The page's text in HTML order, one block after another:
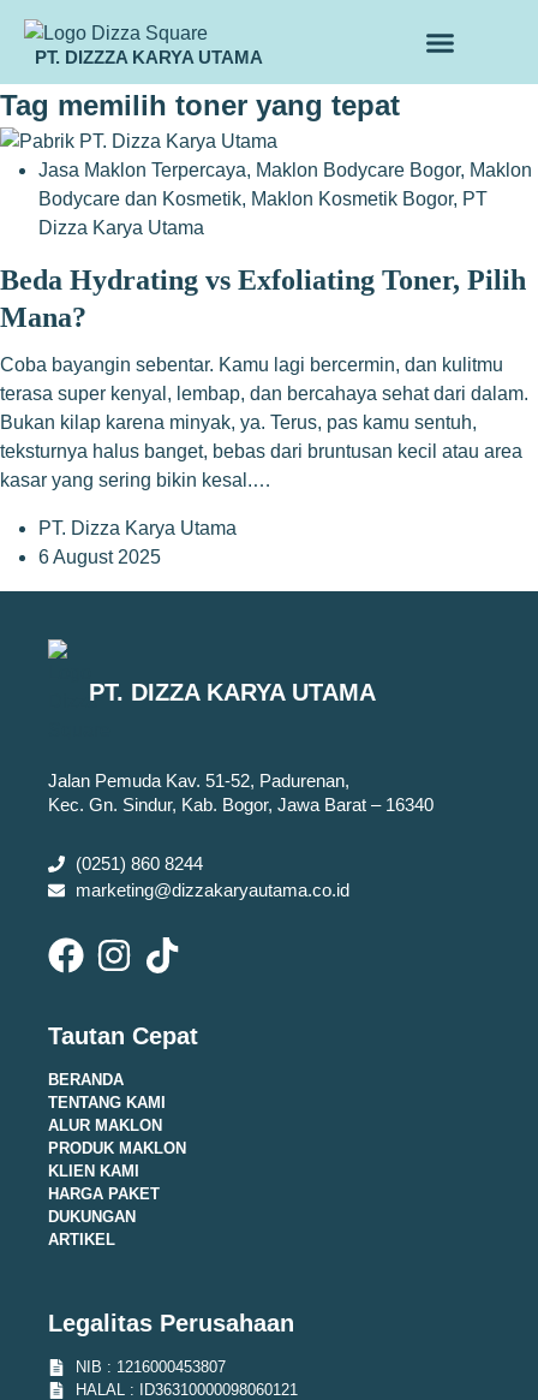
PT. DIZZZA KARYA UTAMA
Tag memilih toner yang tepat
Jasa Maklon Terpercaya, Maklon Bodycare Bogor, Maklon
Bodycare dan Kosmetik, Maklon Kosmetik Bogor, PT
Dizza Karya Utama
Beda Hydrating vs Exfoliating Toner, Pilih
Mana?
Coba bayangin sebentar. Kamu lagi bercermin, dan kulitmu
terasa super kenyal, lembap, dan bercahaya sehat dari dalam.
Bukan kilap karena minyak, ya. Terus, pas kamu sentuh,
teksturnya halus banget, bebas dari bruntusan kecil atau area
kasar yang sering bikin kesal.…
PT. Dizza Karya Utama
6 August 2025
PT. DIZZA KARYA UTAMA
Jalan Pemuda Kav. 51-52, Padurenan,
Kec. Gn. Sindur, Kab. Bogor, Jawa Barat – 16340
(0251) 860 8244
marketing@dizzakaryautama.co.id
Tautan Cepat
BERANDA
TENTANG KAMI
ALUR MAKLON
PRODUK MAKLON
KLIEN KAMI
HARGA PAKET
DUKUNGAN
ARTIKEL
Legalitas Perusahaan
NIB : 1216000453807
HALAL : ID36310000098060121